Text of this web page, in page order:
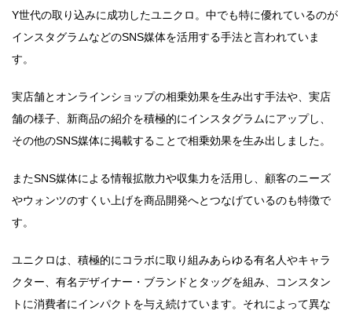
Y世代の取り込みに成功したユニクロ。中でも特に優れているのが
インスタグラムなどのSNS媒体を活用する手法と言われていま
す。
実店舗とオンラインショップの相乗効果を生み出す手法や、実店
舗の様子、新商品の紹介を積極的にインスタグラムにアップし、
その他のSNS媒体に掲載することで相乗効果を生み出しました。
またSNS媒体による情報拡散力や収集力を活用し、顧客のニーズ
やウォンツのすくい上げを商品開発へとつなげているのも特徴で
す。
ユニクロは、積極的にコラボに取り組みあらゆる有名人やキャラ
クター、有名デザイナー・ブランドとタッグを組み、コンスタン
トに消費者にインパクトを与え続けています。それによって異な